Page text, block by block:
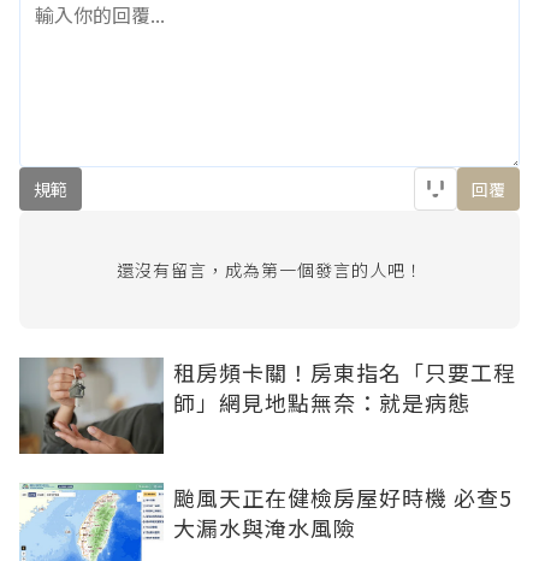
規範 回覆
還沒有留言，成為第一個發言的人吧！
租房頻卡關！房東指名「只要工程
師」網見地點無奈：就是病態
颱風天正在健檢房屋好時機 必查5
大漏水與淹水風險